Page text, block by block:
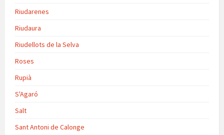
Riudarenes
Riudaura
Riudellots de la Selva
Roses
Rupià
S'Agaró
Salt
Sant Antoni de Calonge